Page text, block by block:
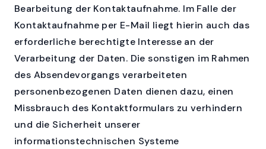
Bearbeitung der Kontaktaufnahme. Im Falle der
Kontaktaufnahme per E-Mail liegt hierin auch das
erforderliche berechtigte Interesse an der
Verarbeitung der Daten. Die sonstigen im Rahmen
des Absendevorgangs verarbeiteten
personenbezogenen Daten dienen dazu, einen
Missbrauch des Kontaktformulars zu verhindern
und die Sicherheit unserer
informationstechnischen Systeme